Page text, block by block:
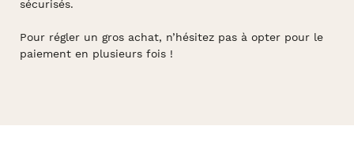
sécurisés.
Pour régler un gros achat, n’hésitez pas à opter pour le
paiement en plusieurs fois !